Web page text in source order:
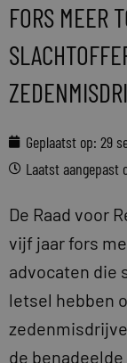
FORS MEER
Geplaatst op: 29
Laatst aangepast
De Raad voor
vijf jaar fors
advocaten die
letsel hebben
de